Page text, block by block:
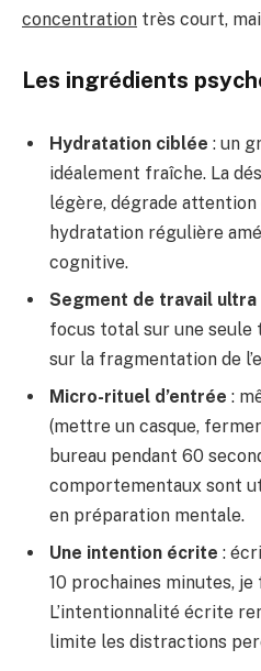
concentration très court,
Les ingrédients
Hydratation ciblée : un
idéalement fraîche. La
légère, dégrade attention
hydratation régulière
cognitive.
Segment de travail
focus total sur une seule
sur la fragmentation de
Micro-rituel d’entrée :
(mettre un casque,
bureau pendant 60
comportementaux sont
en préparation mentale.
Une intention écrite :
10 prochaines minutes, je
L’intentionnalité écrite
limite les distractions